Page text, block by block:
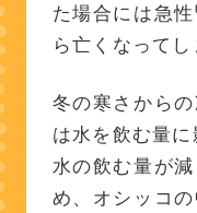
た場合には急
ら亡くなってし
冬の寒さから
は水を飲む量に
水の飲む量が
め、オシッコ